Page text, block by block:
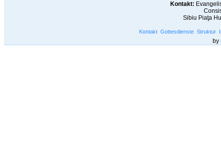
Kontakt:
Sibiu Piaţa
Kontakt Gottesdienste Struktur
by